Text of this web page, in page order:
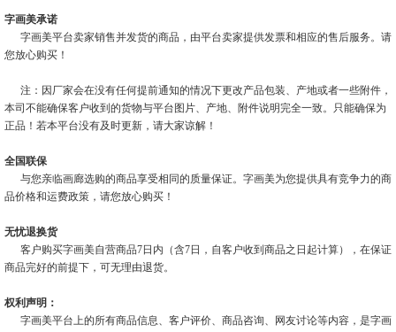
字画美承诺
字画美平台卖家销售并发货的商品，由平台卖家提供发票和相应的售后服务。请
您放心购买！
注：因厂家会在没有任何提前通知的情况下更改产品包装、产地或者一些附件，
本司不能确保客户收到的货物与平台图片、产地、附件说明完全一致。只能确保为
正品！若本平台没有及时更新，请大家谅解！
全国联保
与您亲临画廊选购的商品享受相同的质量保证。字画美为您提供具有竞争力的商
品价格和运费政策，请您放心购买！
无忧退换货
客户购买字画美自营商品7日内（含7日，自客户收到商品之日起计算），在保证
商品完好的前提下，可无理由退货。
权利声明：
字画美平台上的所有商品信息、客户评价、商品咨询、网友讨论等内容，是字画